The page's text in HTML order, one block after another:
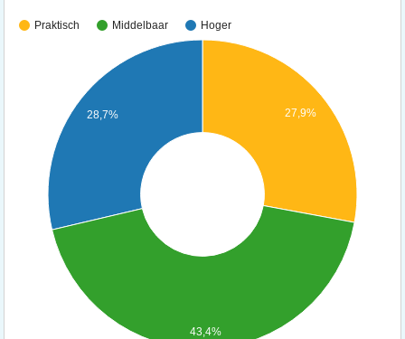
Praktisch Middelbaar Hoger
27,9%
28,7%
43,4%